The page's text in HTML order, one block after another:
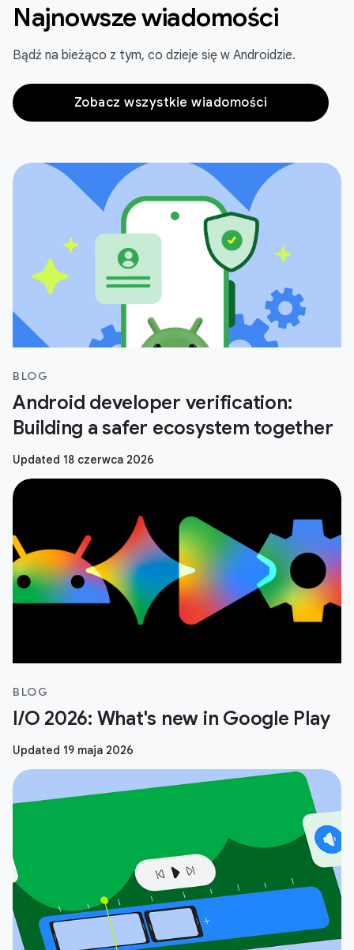
Najnowsze wiadomości
Bądź na bieżąco z tym, co dzieje się w Androidzie.
Zobacz wszystkie wiadomości
BLOG
Android developer verification:
Building a safer ecosystem together
Updated 18 czerwca 2026
BLOG
I/O 2026: What's new in Google Play
Updated 19 maja 2026